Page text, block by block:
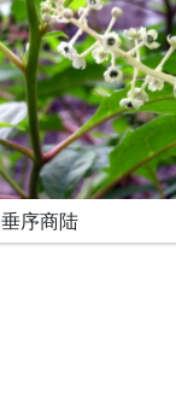
垂序商陆